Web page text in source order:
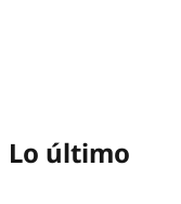
Lo último